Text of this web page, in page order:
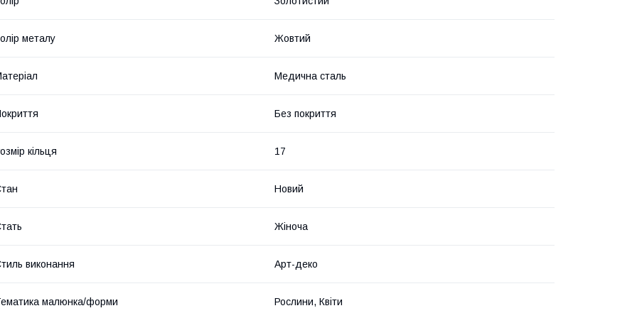
металу Жовтий
Медична сталь
Без покриття
кільця 17
Новий
Жіноча
виконання Арт-деко
малюнка/форми Рослини, Квіти